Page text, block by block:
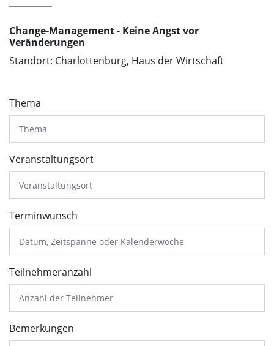
Change-Management - Keine Angst vor
Veränderungen
Standort: Charlottenburg, Haus der Wirtschaft
Thema
Veranstaltungsort
Terminwunsch
Teilnehmeranzahl
Bemerkungen